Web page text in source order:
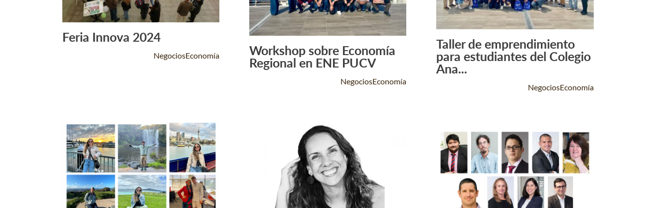
Leer Más +
Feria Innova 2024
NegociosEconomía Leer Más +
Workshop sobre Economía
Regional en ENE PUCV
NegociosEconomía
Leer Más +
Taller de emprendimiento
para estudiantes del Colegio
Ana...
NegociosEconomía